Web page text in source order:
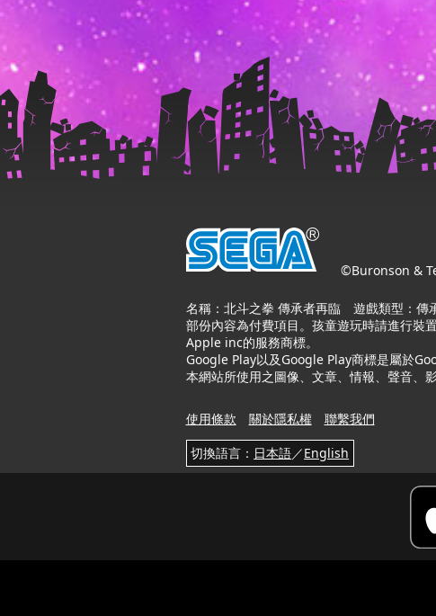
©Buronson &
名稱：北斗之拳 傳承者再臨 遊戲類型：傳
部份內容為付費項目。孩童遊玩時請進行
Apple inc的服務商標。
Google Play以及Google Play商標是屬於
本網站所使用之圖像、文章、情報、聲音、
使用條款 關於隱私權 聯繫我們
切換語言： 日本語／English